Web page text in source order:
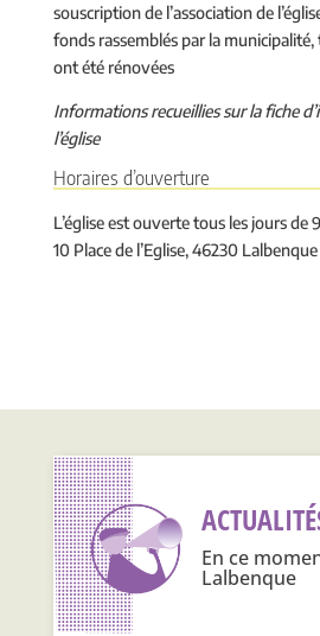
souscription de l’association de
fonds rassemblés par la municipalité,
ont été rénovées
Informations recueillies sur la fiche
l’église
Horaires d’ouverture
L’église est ouverte tous les jours de
10 Place de l’Eglise, 46230 Lalbenque
En ce
Lalbenque